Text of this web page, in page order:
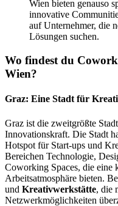
Wien bieten genauso
innovative
auf Unternehmer, die
Lösungen suchen.
Wo findest du
Wien?
Graz: Eine Stadt für
Graz ist die zweitgrößte
Innovationskraft. Die Stadt
Hotspot für Start-ups und
Bereichen Technologie,
Coworking Spaces, die eine
Arbeitsatmosphäre bieten.
und Kreativwerkstätte, die
Netzwerkmöglichkeiten